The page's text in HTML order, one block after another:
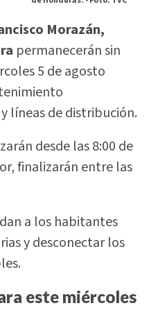
Morazán,
permanecerán sin
5 de agosto
líneas de distribución.
desde las 8:00 de
finalizarán entre las
a los habitantes
y desconectar los
este miércoles